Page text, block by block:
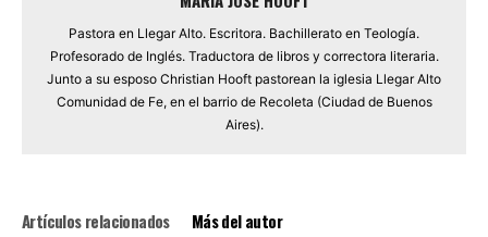
Pastora en Llegar Alto. Escritora. Bachillerato en Teología.
Profesorado de Inglés. Traductora de libros y correctora literaria.
Junto a su esposo Christian Hooft pastorean la iglesia Llegar Alto
Comunidad de Fe, en el barrio de Recoleta (Ciudad de Buenos
Aires).
Artículos relacionados Más del autor